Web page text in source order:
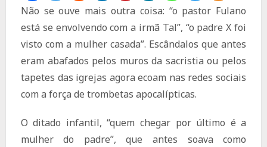
Não se ouve mais outra coisa: “o pastor Fulano
está se envolvendo com a irmã Tal”, “o padre X foi
visto com a mulher casada”. Escândalos que antes
eram abafados pelos muros da sacristia ou pelos
tapetes das igrejas agora ecoam nas redes sociais
com a força de trombetas apocalípticas.
O ditado infantil, “quem chegar por último é a
mulher do padre”, que antes soava como